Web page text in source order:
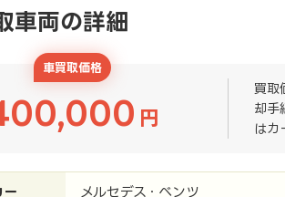
車両の詳細
車買取価格
円
買取
却手
はカ
ー メルセデス・ベンツ